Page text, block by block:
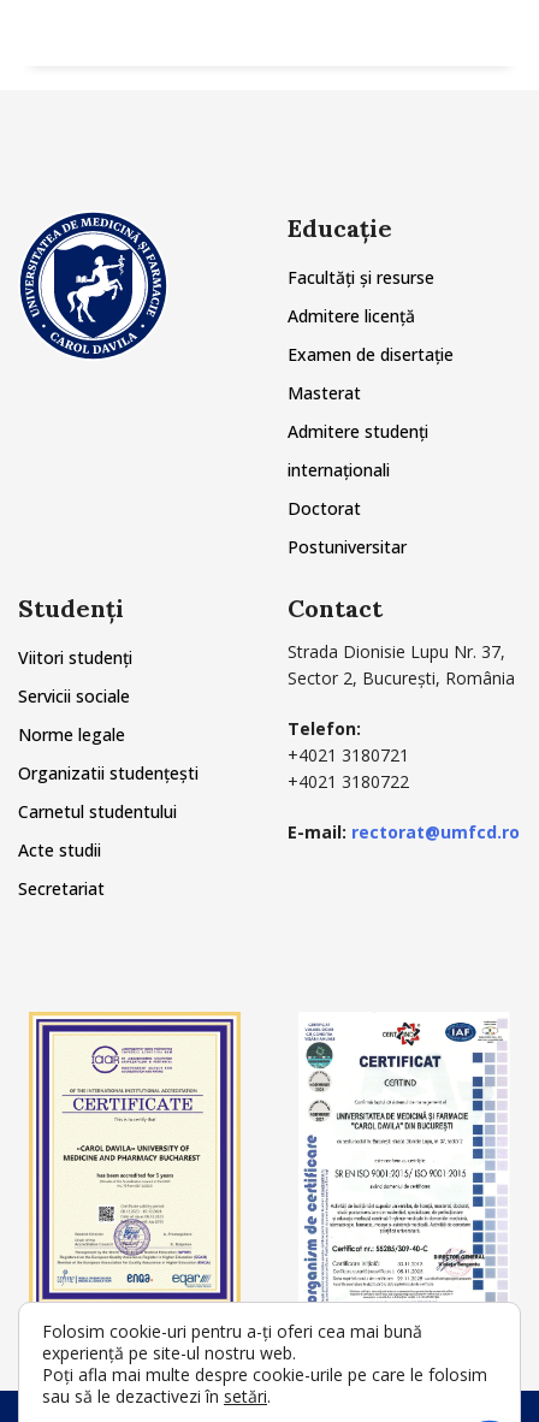
Educație
Facultăți și resurse
Admitere licență
Examen de disertație
Masterat
Admitere studenți
internaționali
Doctorat
Postuniversitar
Studenți
Viitori studenți
Servicii sociale
Norme legale
Organizatii studențești
Carnetul studentului
Acte studii
Secretariat
Contact
Strada Dionisie Lupu Nr. 37,
Sector 2, București, România
Telefon:
+4021 3180721
+4021 3180722
E-mail: rectorat@umfcd.ro
Folosim cookie-uri pentru a-ți oferi cea mai bună
experiență pe site-ul nostru web.
Poți afla mai multe despre cookie-urile pe care le folosim
sau să le dezactivezi în setări.